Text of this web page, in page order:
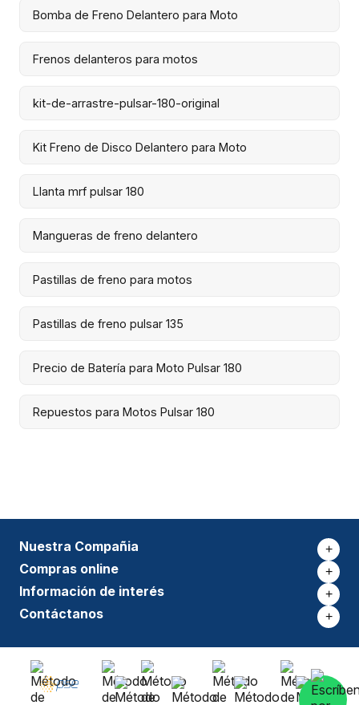
Bomba de Freno Delantero para Moto
Frenos delanteros para motos
kit-de-arrastre-pulsar-180-original
Kit Freno de Disco Delantero para Moto
Llanta mrf pulsar 180
Mangueras de freno delantero
Pastillas de freno para motos
Pastillas de freno pulsar 135
Precio de Batería para Moto Pulsar 180
Repuestos para Motos Pulsar 180
Nuestra Compañia +
Compras online +
Información de interés +
Contáctanos +